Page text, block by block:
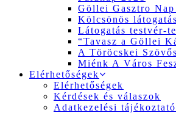
Göllei Gasztro Nap
Kölcsönös
Látogatás testvér-
“Tavasz a Göllei
A Töröcskei
Miénk A Város
Elérhetőségek
Elérhetőségek
Kérdések és válaszok
Adatkezelési tájékoztató